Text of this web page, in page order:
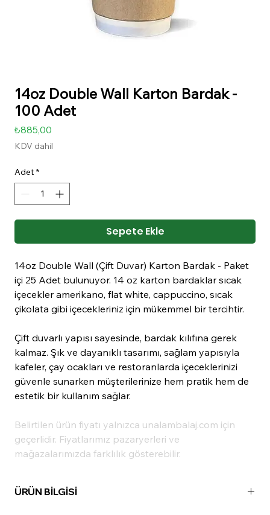
14oz Double Wall Karton Bardak -
100 Adet
₺885,00
KDV dahil
Adet *
Sepete Ekle
14oz Double Wall (Çift Duvar) Karton Bardak - Paket
içi 25 Adet bulunuyor. 14 oz karton bardaklar sıcak
içecekler amerikano, flat white, cappuccino, sıcak
çikolata gibi içecekleriniz için mükemmel bir tercihtir.
Çift duvarlı yapısı sayesinde, bardak kılıfına gerek
kalmaz. Şık ve dayanıklı tasarımı, sağlam yapısıyla
kafeler, çay ocakları ve restoranlarda içeceklerinizi
güvenle sunarken müşterilerinize hem pratik hem de
estetik bir kullanım sağlar.
Belirtilen ürün fiyatı yalnızca unalambalaj.com için
geçerlidir. Fiyatlarımız pazaryerleri ve
mağazalarımızda farklılık gösterebilir.
ÜRÜN BİLGİSİ